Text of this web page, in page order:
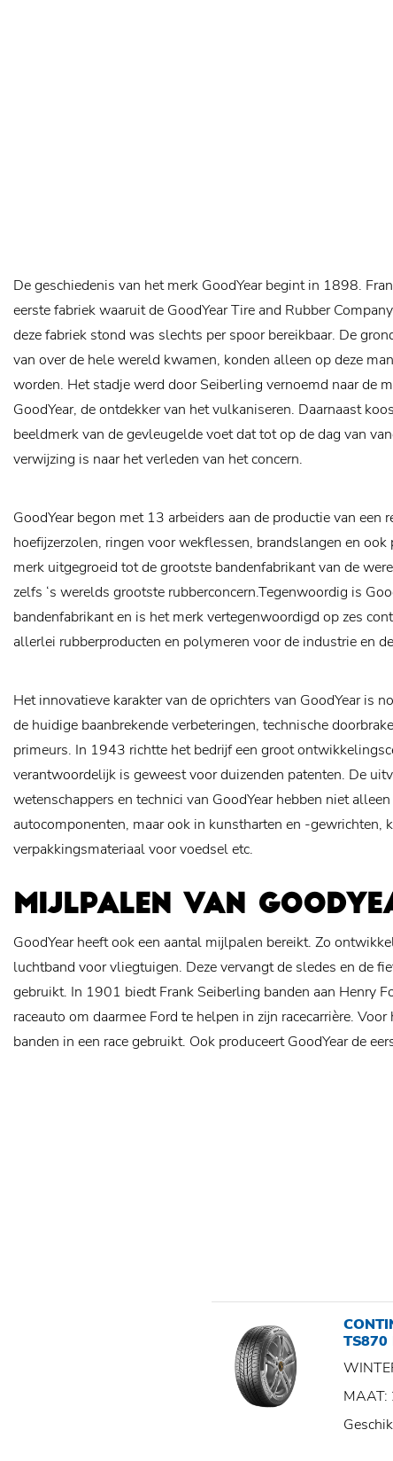
De geschiedenis van het merk GoodYear begint in 1898.
eerste fabriek waaruit de GoodYear Tire and Rubber
deze fabriek stond was slechts per spoor bereikbaar. De
van over de hele wereld kwamen, konden alleen op deze
worden. Het stadje werd door Seiberling vernoemd naar de
GoodYear, de ontdekker van het vulkaniseren. Daarnaast
beeldmerk van de gevleugelde voet dat tot op de dag van
verwijzing is naar het verleden van het concern.
GoodYear begon met 13 arbeiders aan de productie van een
hoefijzerzolen, ringen voor wekflessen, brandslangen en
merk uitgegroeid tot de grootste bandenfabrikant van de
zelfs ‘s werelds grootste rubberconcern.Tegenwoordig is
bandenfabrikant en is het merk vertegenwoordigd op zes
allerlei rubberproducten en polymeren voor de industrie en
Het innovatieve karakter van de oprichters van GoodYear is
de huidige baanbrekende verbeteringen, technische
primeurs. In 1943 richtte het bedrijf een groot
verantwoordelijk is geweest voor duizenden patenten. De
wetenschappers en technici van GoodYear hebben niet
autocomponenten, maar ook in kunstharten en -gewrichten,
verpakkingsmateriaal voor voedsel etc.
MIJLPALEN VAN
GoodYear heeft ook een aantal mijlpalen bereikt. Zo
luchtband voor vliegtuigen. Deze vervangt de sledes en de
gebruikt. In 1901 biedt Frank Seiberling banden aan Henry
raceauto om daarmee Ford te helpen in zijn racecarrière.
banden in een race gebruikt. Ook produceert GoodYear de
TS870